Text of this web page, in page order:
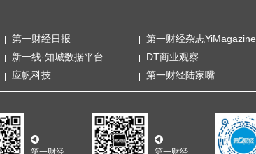
第一财经日报 第一财经杂志YiMagazine
新一线·知城数据平台 DT商业观察
应帆科技 第一财经陆家嘴
第一财经 第一财经